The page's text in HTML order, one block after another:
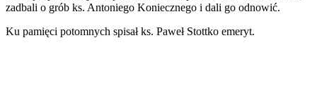
zadbali o grób ks. Antoniego Koniecznego i dali go odnowić.
Ku pamięci potomnych spisał ks. Paweł Stottko emeryt.